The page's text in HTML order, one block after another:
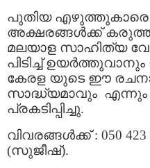
പുതിയ എഴുത്തുകാരെ
അക്ഷരങ്ങൾക്ക്
മലയാള സാഹിത്യ
പിടിച്ച്
കേരള യുടെ ഈ
സാദ്ധ്യമാവും
പ്രകടിപ്പിച്ചു.
വിവരങ്ങൾക്ക് : 050 423
(സുജീഷ്).